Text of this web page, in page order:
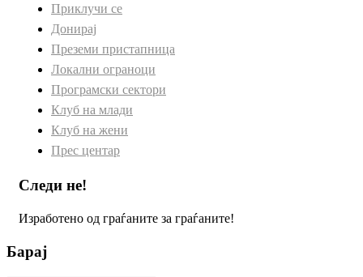
Приклучи се
Донирај
Преземи пристапница
Локални ограноци
Програмски сектори
Клуб на млади
Клуб на жени
Прес центар
Следи не!
Изработено од граѓаните за граѓаните!
Барај